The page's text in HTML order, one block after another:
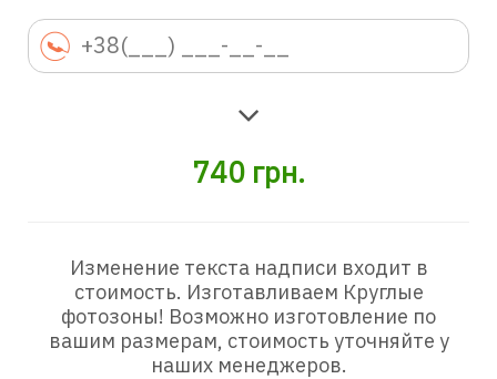
740 грн.
Изменение текста надписи входит в
стоимость. Изготавливаем Круглые
фотозоны! Возможно изготовление по
вашим размерам, стоимость уточняйте у
наших менеджеров.